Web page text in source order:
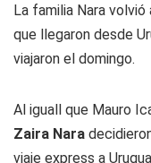
La familia Nara
que llegaron desde
viajaron el domingo.
Al iguall que Mauro
Zaira Nara
viaje express a